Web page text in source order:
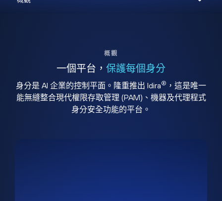
概觀
一個平台， 保護每個身分
身分是 AI 企業的控制平面。隆重推出 Idira® ，這是唯一
能無縫整合現代權限存取管理 (PAM)、機器及代理程式
身分安全功能的平台。